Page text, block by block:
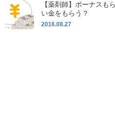
【薬剤師】ボーナスも
い金をもらう？
2016.08.27